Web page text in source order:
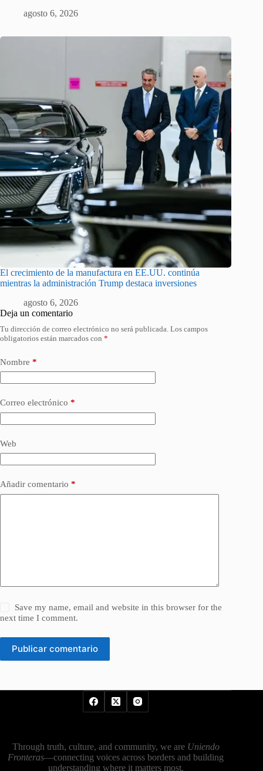
agosto 6, 2026
El crecimiento de la manufactura en EE.UU. continúa
mientras la administración Trump destaca inversiones
agosto 6, 2026
Deja un comentario
Tu dirección de correo electrónico no será publicada. Los campos
obligatorios están marcados con *
Nombre *
Correo electrónico *
Web
Añadir comentario *
Save my name, email and website in this browser for the
next time I comment.
Publicar comentario
Through truth, culture, and community, we are Uniendo
Fronteras—connecting voices across borders and building
understanding where it matters most.